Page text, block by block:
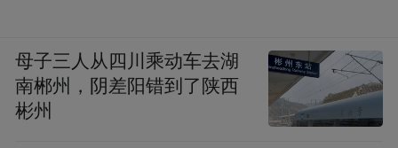
platform and merely provides information storage
space services.”
母子三人从四川乘动车去湖
南郴州，阴差阳错到了陕西
彬州